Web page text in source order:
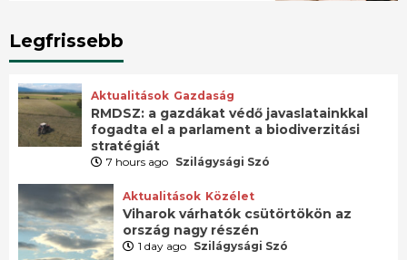
Legfrissebb
Aktualitások Gazdaság
RMDSZ: a gazdákat védő javaslatainkkal
fogadta el a parlament a biodiverzitási
stratégiát
7 hours ago Szilágysági Szó
Aktualitások Közélet
Viharok várhatók csütörtökön az
ország nagy részén
1 day ago Szilágysági Szó